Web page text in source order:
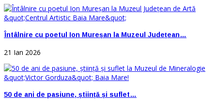
Întâlnire cu poetul Ion Mureșan la Muzeul Județean…
21 Ian 2026
50 de ani de pasiune, știință și suflet…